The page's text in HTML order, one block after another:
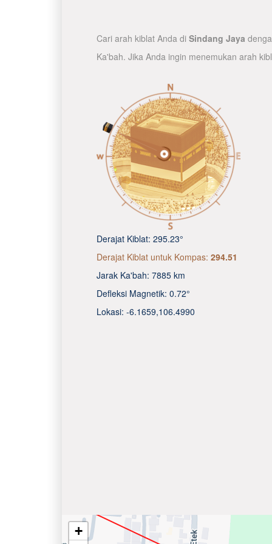
Cari arah kiblat Anda di Sindang Jaya
Ka'bah. Jika Anda ingin menemukan arah
Derajat Kiblat: 295.23°
Derajat Kiblat untuk Kompas: 294.51
Jarak Ka'bah: 7885 km
Defleksi Magnetik: 0.72°
Lokasi: -6.1659,106.4990
+